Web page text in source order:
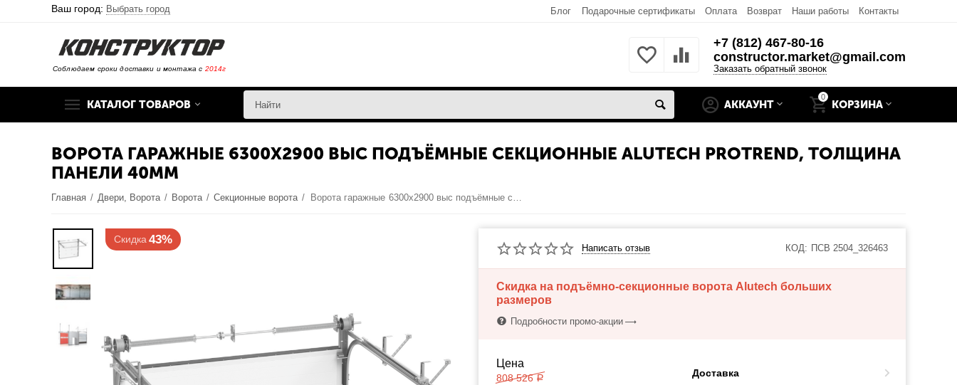
Ваш город: Выбрать город Блог Подарочные сертификаты Оплата Возврат Наши работы Контакты
Соблюдаем сроки доставки и монтажа с 2014г
+7 (812) 467-80-16
constructor.market@gmail.com
Заказать обратный звонок
КАТАЛОГ ТОВАРОВ
0
КОРЗИНА
АККАУНТ
ВОРОТА ГАРАЖНЫЕ 6300Х2900 ВЫС ПОДЪЁМНЫЕ СЕКЦИОННЫЕ ALUTECH PROTREND, ТОЛЩИНА
ПАНЕЛИ 40ММ
Главная / Двери, Ворота / Ворота / Секционные ворота / Ворота гаражные 6300х2900 выс подъёмные секционные Alutech ProTrend, толщина панели 40мм
Скидка 43%
Написать отзыв КОД: ПСВ 2504_326463
Скидка на подъёмно-секционные ворота Alutech больших
размеров
Подробности промо-акции
Цена
808 526 Р Доставка